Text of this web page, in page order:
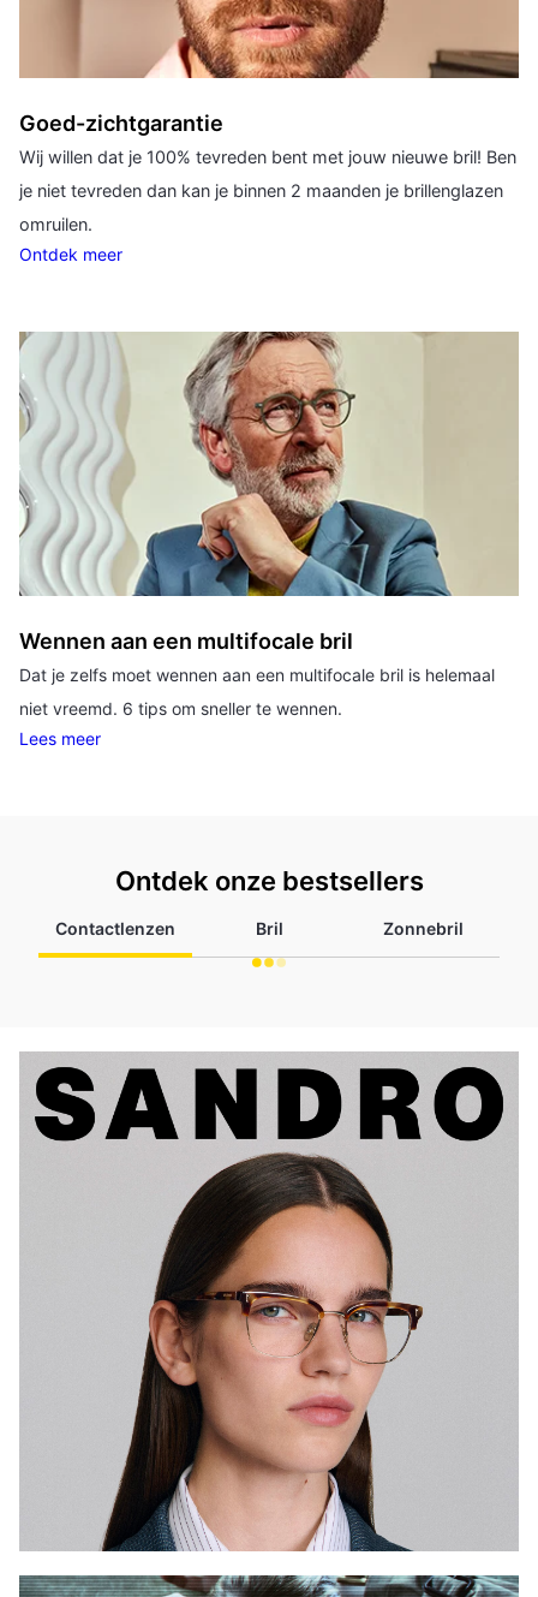
Goed-zichtgarantie
Wij willen dat je 100% tevreden bent met jouw nieuwe bril! Ben
je niet tevreden dan kan je binnen 2 maanden je brillenglazen
omruilen.
Ontdek meer
Wennen aan een multifocale bril
Dat je zelfs moet wennen aan een multifocale bril is helemaal
niet vreemd. 6 tips om sneller te wennen.
Lees meer
Ontdek onze bestsellers
Contactlenzen Bril Zonnebril